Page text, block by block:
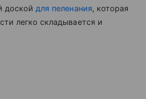
доскойдля пеленания, которая
легко складывается и